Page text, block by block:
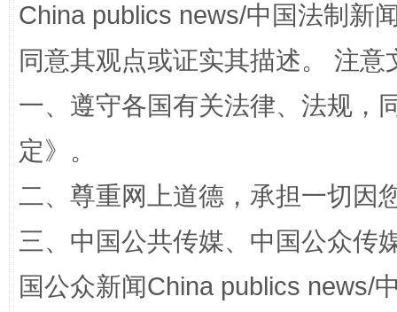
阿坝州三大球赛在茂县开幕 规模
China publics news/中国法制新
同意其观点或证实其描述。 注
一、遵守各国有关法律、法规，
定》。
二、尊重网上道德，承担一切因
三、中国公共传媒、中国公众传
国公众新闻China publics news/